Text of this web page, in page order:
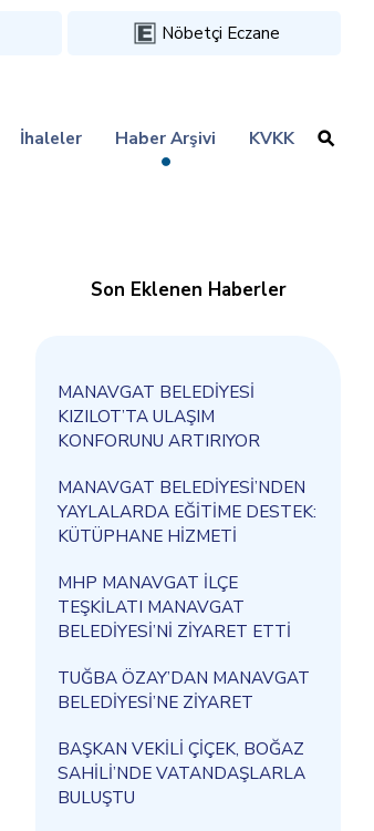
Nöbetçi Eczane
İhaleler Haber Arşivi KVKK
Son Eklenen Haberler
MANAVGAT BELEDİYESİ
KIZILOT’TA ULAŞIM
KONFORUNU ARTIRIYOR
MANAVGAT BELEDİYESİ’NDEN
YAYLALARDA EĞİTİME DESTEK:
KÜTÜPHANE HİZMETİ
MHP MANAVGAT İLÇE
TEŞKİLATI MANAVGAT
BELEDİYESİ’Nİ ZİYARET ETTİ
TUĞBA ÖZAY’DAN MANAVGAT
BELEDİYESİ’NE ZİYARET
BAŞKAN VEKİLİ ÇİÇEK, BOĞAZ
SAHİLİ’NDE VATANDAŞLARLA
BULUŞTU